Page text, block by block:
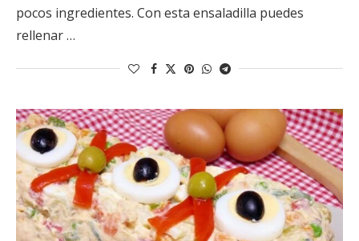
pocos ingredientes. Con esta ensaladilla puedes
rellenar …